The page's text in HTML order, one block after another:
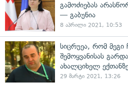
გამოძიებას
— გაბუნია
8 აპრილი 2021, 10:53
სიცრუეა, რომ მეგი
შემოყვანისას
ახალციხელ
29 მარტი 2021, 13:26